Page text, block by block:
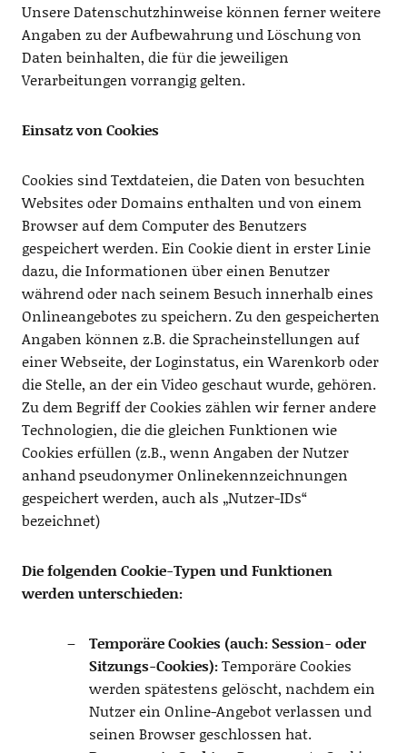
Unsere Datenschutzhinweise können ferner weitere
Angaben zu der Aufbewahrung und Löschung von
Daten beinhalten, die für die jeweiligen
Verarbeitungen vorrangig gelten.
Einsatz von Cookies
Cookies sind Textdateien, die Daten von besuchten
Websites oder Domains enthalten und von einem
Browser auf dem Computer des Benutzers
gespeichert werden. Ein Cookie dient in erster Linie
dazu, die Informationen über einen Benutzer
während oder nach seinem Besuch innerhalb eines
Onlineangebotes zu speichern. Zu den gespeicherten
Angaben können z.B. die Spracheinstellungen auf
einer Webseite, der Loginstatus, ein Warenkorb oder
die Stelle, an der ein Video geschaut wurde, gehören.
Zu dem Begriff der Cookies zählen wir ferner andere
Technologien, die die gleichen Funktionen wie
Cookies erfüllen (z.B., wenn Angaben der Nutzer
anhand pseudonymer Onlinekennzeichnungen
gespeichert werden, auch als „Nutzer-IDs“
bezeichnet)
Die folgenden Cookie-Typen und Funktionen
werden unterschieden:
Temporäre Cookies (auch: Session- oder
Sitzungs-Cookies):Temporäre Cookies
werden spätestens gelöscht, nachdem ein
Nutzer ein Online-Angebot verlassen und
seinen Browser geschlossen hat.